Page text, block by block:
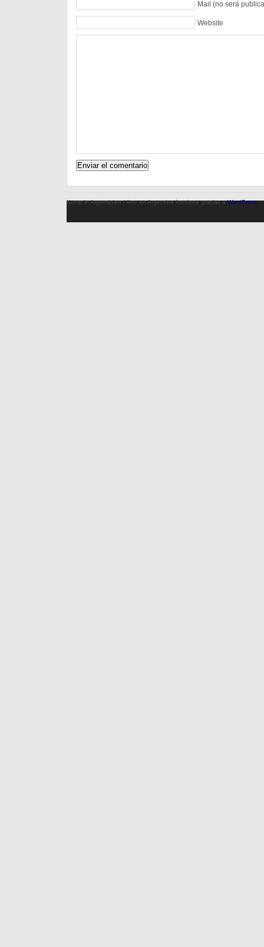
Mail (no será
Website
Kunst in Argentinien / Arte en Argentina funciona gracias aWordPress